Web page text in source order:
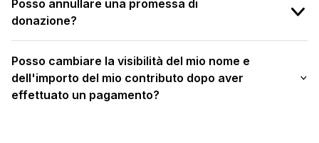
Posso annullare una promessa di
donazione?
Posso cambiare la visibilità del mio nome e
dell'importo del mio contributo dopo aver
effettuato un pagamento?